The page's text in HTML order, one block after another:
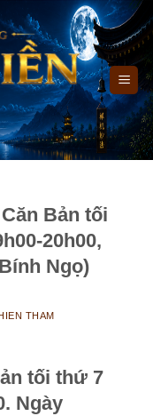
Bản tối
20h00,
Ngọ)
THAM
tối thứ 7
Ngày